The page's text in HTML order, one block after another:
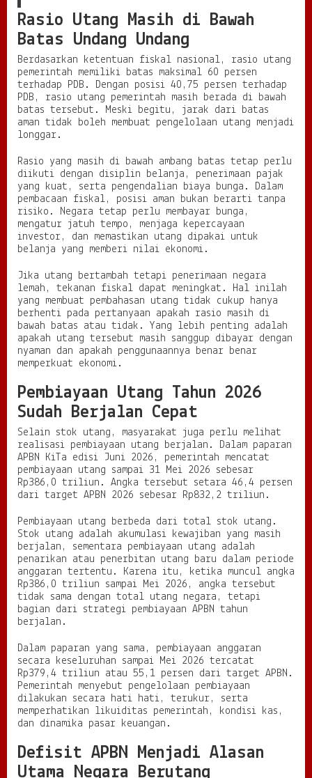
Rasio Utang Masih di Bawah
Batas Undang Undang
Berdasarkan ketentuan fiskal nasional, rasio utang
pemerintah memiliki batas maksimal 60 persen
terhadap PDB. Dengan posisi 40,75 persen terhadap
PDB, rasio utang pemerintah masih berada di bawah
batas tersebut. Meski begitu, jarak dari batas
aman tidak boleh membuat pengelolaan utang menjadi
longgar.
Rasio yang masih di bawah ambang batas tetap perlu
diikuti dengan disiplin belanja, penerimaan pajak
yang kuat, serta pengendalian biaya bunga. Dalam
pembacaan fiskal, posisi aman bukan berarti tanpa
risiko. Negara tetap perlu membayar bunga,
mengatur jatuh tempo, menjaga kepercayaan
investor, dan memastikan utang dipakai untuk
belanja yang memberi nilai ekonomi.
Jika utang bertambah tetapi penerimaan negara
lemah, tekanan fiskal dapat meningkat. Hal inilah
yang membuat pembahasan utang tidak cukup hanya
berhenti pada pertanyaan apakah rasio masih di
bawah batas atau tidak. Yang lebih penting adalah
apakah utang tersebut masih sanggup dibayar dengan
nyaman dan apakah penggunaannya benar benar
memperkuat ekonomi.
Pembiayaan Utang Tahun 2026
Sudah Berjalan Cepat
Selain stok utang, masyarakat juga perlu melihat
realisasi pembiayaan utang berjalan. Dalam paparan
APBN KiTa edisi Juni 2026, pemerintah mencatat
pembiayaan utang sampai 31 Mei 2026 sebesar
Rp386,0 triliun. Angka tersebut setara 46,4 persen
dari target APBN 2026 sebesar Rp832,2 triliun.
Pembiayaan utang berbeda dari total stok utang.
Stok utang adalah akumulasi kewajiban yang masih
berjalan, sementara pembiayaan utang adalah
penarikan atau penerbitan utang baru dalam periode
anggaran tertentu. Karena itu, ketika muncul angka
Rp386,0 triliun sampai Mei 2026, angka tersebut
tidak sama dengan total utang negara, tetapi
bagian dari strategi pembiayaan APBN tahun
berjalan.
Dalam paparan yang sama, pembiayaan anggaran
secara keseluruhan sampai Mei 2026 tercatat
Rp379,4 triliun atau 55,1 persen dari target APBN.
Pemerintah menyebut pengelolaan pembiayaan
dilakukan secara hati hati, terukur, serta
memperhatikan likuiditas pemerintah, kondisi kas,
dan dinamika pasar keuangan.
Defisit APBN Menjadi Alasan
Utama Negara Berutang